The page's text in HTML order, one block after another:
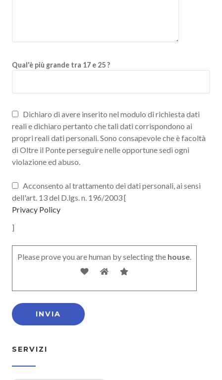
Qual'è più grande tra 17 e 25 ?
Dichiaro di avere inserito nel modulo di richiesta dati
reali e dichiaro pertanto che tali dati corrispondono ai
propri reali dati personali. Sono consapevole che è facoltà
di Oltre il Ponte perseguire nelle opportune sedi ogni
violazione ed abuso.
Acconsento al trattamento dei dati personali, ai sensi
dell'art. 13 del D.lgs. n. 196/2003 [
Privacy Policy
]
Please prove you are human by selecting the house.
SERVIZI